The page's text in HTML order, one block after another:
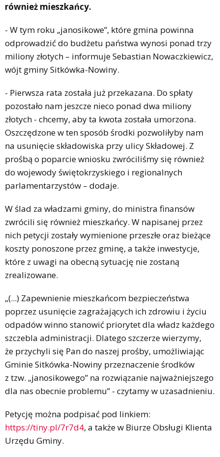
również mieszkańcy.
- W tym roku „janosikowe”, które gmina powinna
odprowadzić do budżetu państwa wynosi ponad trzy
miliony złotych – informuje Sebastian Nowaczkiewicz,
wójt gminy Sitkówka-Nowiny.
- Pierwsza rata została już przekazana. Do spłaty
pozostało nam jeszcze nieco ponad dwa miliony
złotych - chcemy, aby ta kwota została umorzona.
Oszczędzone w ten sposób środki pozwoliłyby nam
na usunięcie składowiska przy ulicy Składowej. Z
prośbą o poparcie wniosku zwróciliśmy się również
do wojewody świętokrzyskiego i regionalnych
parlamentarzystów – dodaje.
W ślad za władzami gminy, do ministra finansów
zwrócili się również mieszkańcy. W napisanej przez
nich petycji zostały wymienione przeszłe oraz bieżące
koszty ponoszone przez gminę, a także inwestycje,
które z uwagi na obecną sytuację nie zostaną
zrealizowane.
„(...) Zapewnienie mieszkańcom bezpieczeństwa
poprzez usunięcie zagrażających ich zdrowiu i życiu
odpadów winno stanowić priorytet dla władz każdego
szczebla administracji. Dlatego szczerze wierzymy,
że przychyli się Pan do naszej prośby, umożliwiając
Gminie Sitkówka-Nowiny przeznaczenie środków
z tzw. „janosikowego” na rozwiązanie najważniejszego
dla nas obecnie problemu” - czytamy w uzasadnieniu.
Petycję można podpisać pod linkiem:
https://tiny.pl/7r7d4, a także w Biurze Obsługi Klienta
Urzędu Gminy.